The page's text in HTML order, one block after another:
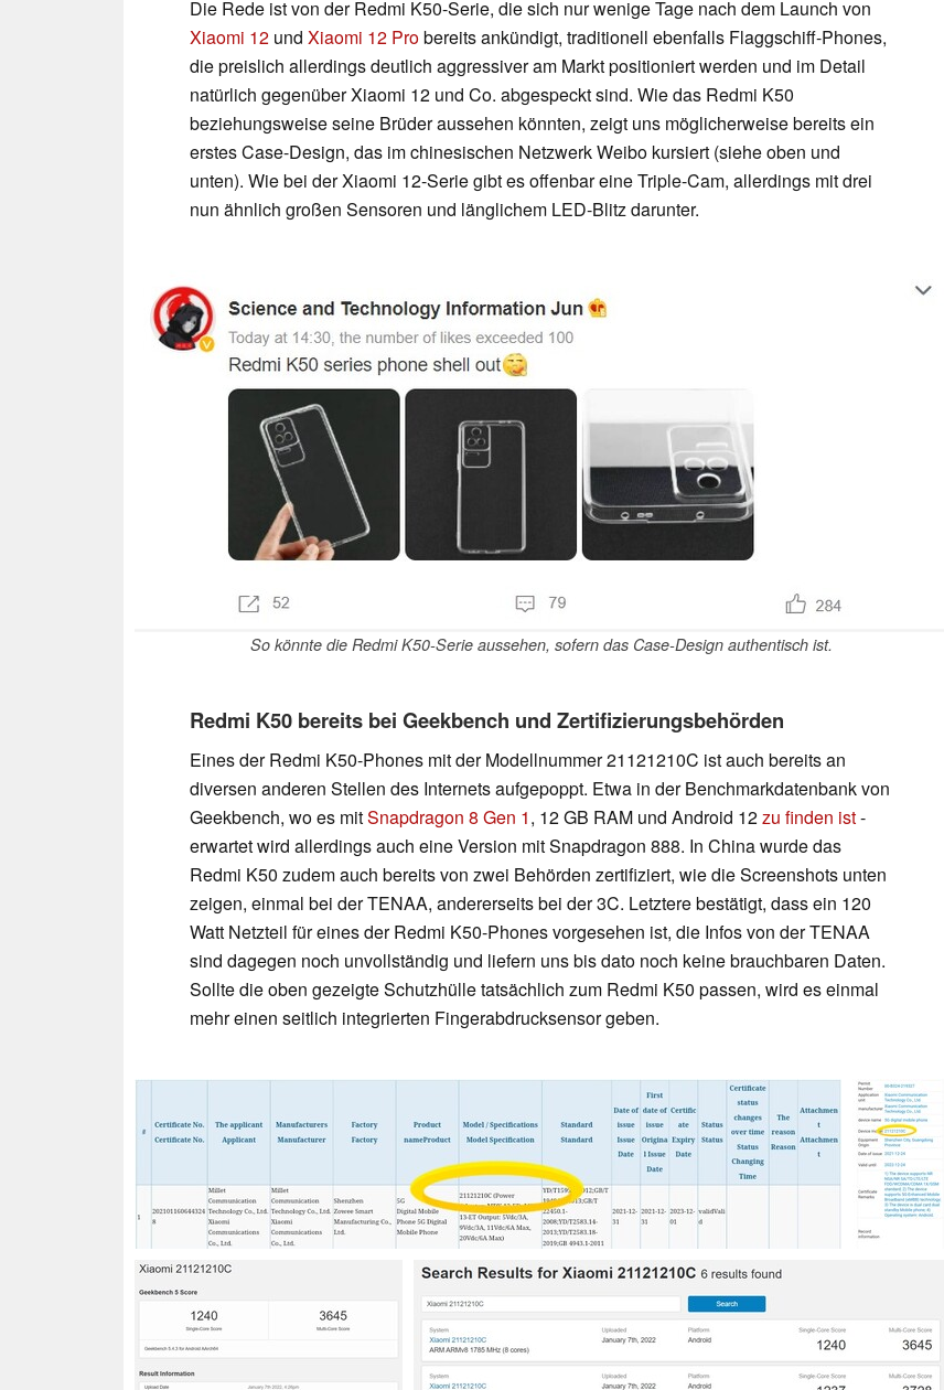
Die Rede ist von der Redmi K50-Serie, die sich nur wenige Tage nach dem Launch von
Xiaomi 12 und Xiaomi 12 Probereits ankündigt, traditionell ebenfalls Flaggschiff-Phones,
die preislich allerdings deutlich aggressiver am Markt positioniert werden und im Detail
natürlich gegenüber Xiaomi 12 und Co. abgespeckt sind. Wie das Redmi K50
beziehungsweise seine Brüder aussehen könnten, zeigt uns möglicherweise bereits ein
erstes Case-Design, das im chinesischen Netzwerk Weibo kursiert (siehe oben und
unten). Wie bei der Xiaomi 12-Serie gibt es offenbar eine Triple-Cam, allerdings mit drei
nun ähnlich großen Sensoren und länglichem LED-Blitz darunter.
So könnte die Redmi K50-Serie aussehen, sofern das Case-Design authentisch ist.
Redmi K50 bereits bei Geekbench und Zertifizierungsbehörden
Eines der Redmi K50-Phones mit der Modellnummer 21121210C ist auch bereits an
diversen anderen Stellen des Internets aufgepoppt. Etwa in der Benchmarkdatenbank von
Geekbench, wo es mitSnapdragon 8 Gen 1, 12 GB RAM und Android 12zu finden ist-
erwartet wird allerdings auch eine Version mit Snapdragon 888. In China wurde das
Redmi K50 zudem auch bereits von zwei Behörden zertifiziert, wie die Screenshots unten
zeigen, einmal bei der TENAA, andererseits bei der 3C. Letztere bestätigt, dass ein 120
Watt Netzteil für eines der Redmi K50-Phones vorgesehen ist, die Infos von der TENAA
sind dagegen noch unvollständig und liefern uns bis dato noch keine brauchbaren Daten.
Sollte die oben gezeigte Schutzhülle tatsächlich zum Redmi K50 passen, wird es einmal
mehr einen seitlich integrierten Fingerabdrucksensor geben.